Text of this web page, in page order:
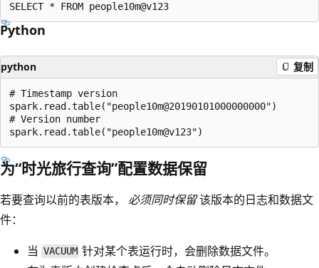
Python
python 复制
# Timestamp version
spark.read.table("people10m@20190101000000000")
# Version number
为“时光旅行查询”配置数据保留
若要查询以前的表版本， 必须同时保留该版本的日志和数据文
件：
当 VACUUM 针对某个表运行时，会删除数据文件。